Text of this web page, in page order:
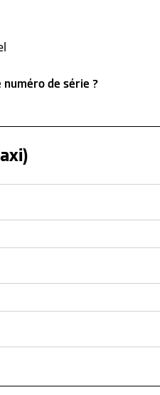
de série ?